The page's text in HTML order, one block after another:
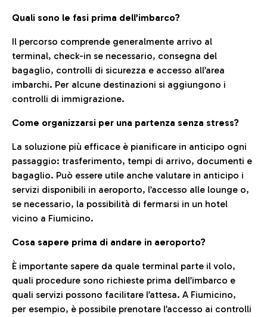
Quali sono le fasi prima dell’imbarco?
Il percorso comprende generalmente arrivo al
terminal, check-in se necessario, consegna del
bagaglio, controlli di sicurezza e accesso all’area
imbarchi. Per alcune destinazioni si aggiungono i
controlli di immigrazione.
Come organizzarsi per una partenza senza stress?
La soluzione più efficace è pianificare in anticipo ogni
passaggio: trasferimento, tempi di arrivo, documenti e
bagaglio. Può essere utile anche valutare in anticipo i
servizi disponibili in aeroporto, l’accesso alle lounge o,
se necessario, la possibilità di fermarsi in un hotel
vicino a Fiumicino.
Cosa sapere prima di andare in aeroporto?
È importante sapere da quale terminal parte il volo,
quali procedure sono richieste prima dell’imbarco e
quali servizi possono facilitare l’attesa. A Fiumicino,
per esempio, è possibile prenotare l’accesso ai controlli